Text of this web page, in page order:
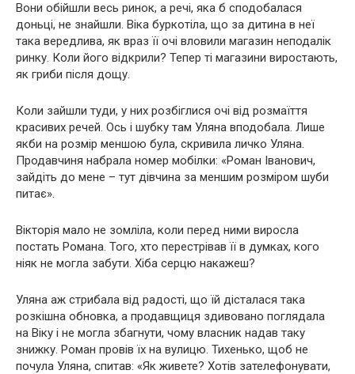
Вони обійшли весь ринок, а речі, яка б сподобалася
доньці, не знайшли. Віка буркотіла, що за дитина в неї
така вередлива, як враз її очі вловили магазин неподалік
ринку. Коли його відкрили? Тепер ті магазини виростають,
як гриби після дощу.
Коли зайшли туди, у них розбіглися очі від розмаїття
красивих речей. Ось і шубку там Уляна вподобала. Лише
якби на розмір меншою була, скривила личко Уляна.
Продавчиня набрала номер мобілки: «Роман Іванович,
зайдіть до мене – тут дівчина за меншим розміром шуби
питає».
Вікторія мало не зомліла, коли перед ними виросла
постать Романа. Того, хто перестрівав її в думках, кого
ніяк не могла забути. Хіба серцю накажеш?
Уляна аж стрибала від радості, що їй дісталася така
розкішна обновка, а продавщиця здивовано поглядала
на Віку і не могла збагнути, чому власник надав таку
знижку. Роман провів їх на вулицю. Тихенько, щоб не
почула Уляна, спитав: «Як живете? Хотів зателефонувати,